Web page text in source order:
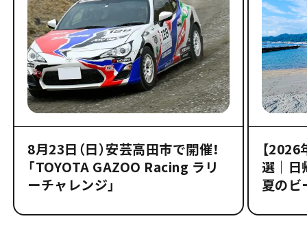
8月23日（日）安芸高田市で開催！
「TOYOTA GAZOO Racing ラリ
ーチャレンジ」
【
選｜日
夏のビ